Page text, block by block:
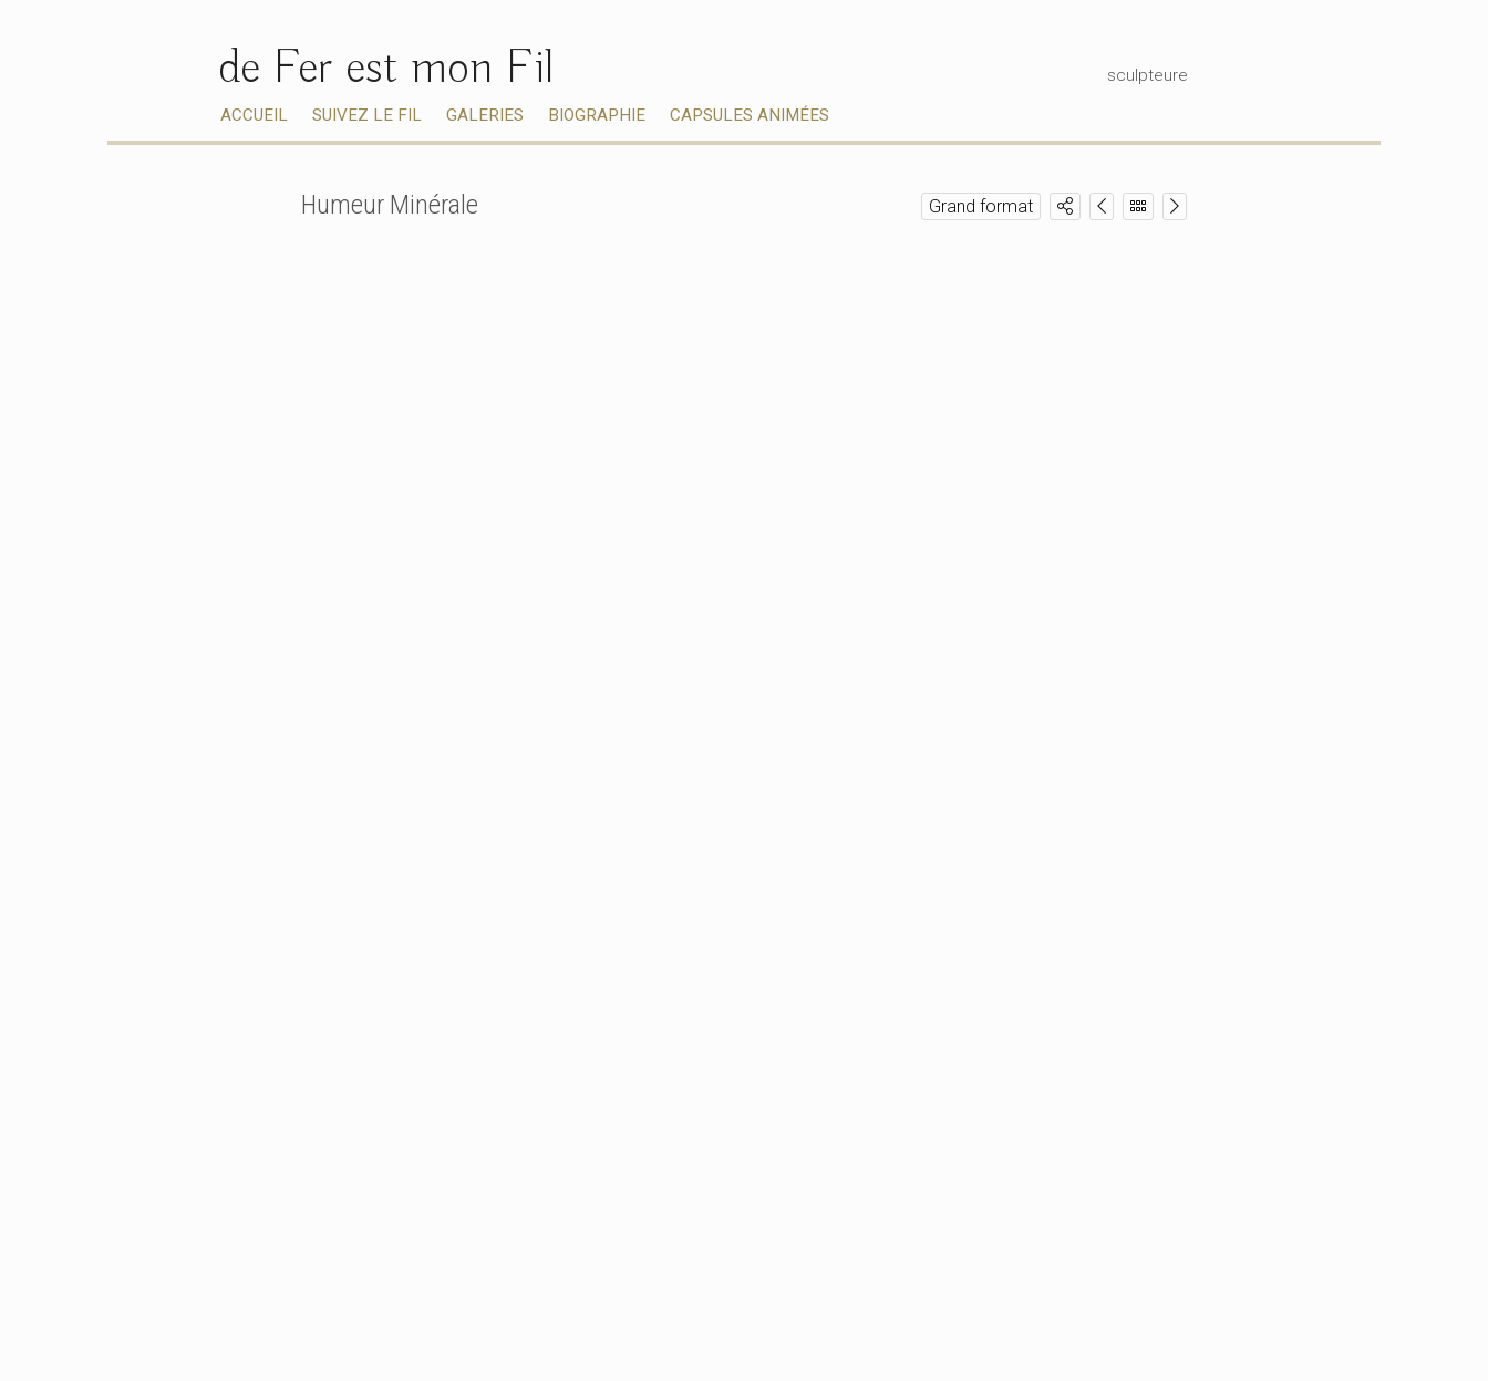
de Fer est mon Fil
sculpteure
ACCUEIL
SUIVEZ LE FIL GALERIES BIOGRAPHIE CAPSULES ANIMÉES
Grand format
Humeur Minérale